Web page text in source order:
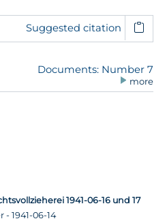
Suggested citation
Documents: Number 7
more
1941-06-16 und 17
1941-06-14